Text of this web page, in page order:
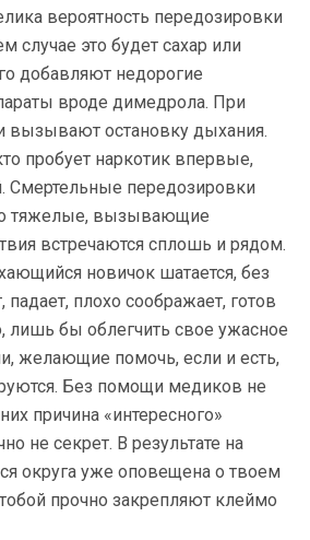
вероятность передозировки
случае это будет сахар или
добавляют недорогие
вроде димедрола. При
вызывают остановку дыхания.
пробует наркотик впервые,
Смертельные передозировки
тяжелые, вызывающие
встречаются сплошь и рядом.
новичок шатается, без
падает, плохо соображает, готов
лишь бы облегчить свое ужасное
желающие помочь, если и есть,
Без помощи медиков не
причина «интересного»
не секрет. В результате на
округа уже оповещена о твоем
прочно закрепляют клеймо